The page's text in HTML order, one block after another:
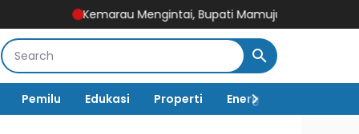
Kemarau Mengintai, Bupati Mamuju Tengah Serukan Warga
Pemilu Edukasi Properti Energi